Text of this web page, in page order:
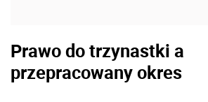
Prawo do trzynastki a
przepracowany okres